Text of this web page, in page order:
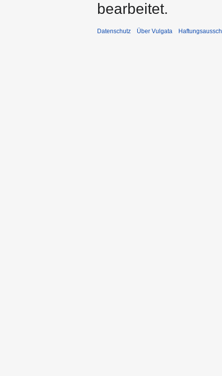
bearbeitet.
Datenschutz Über Vulgata